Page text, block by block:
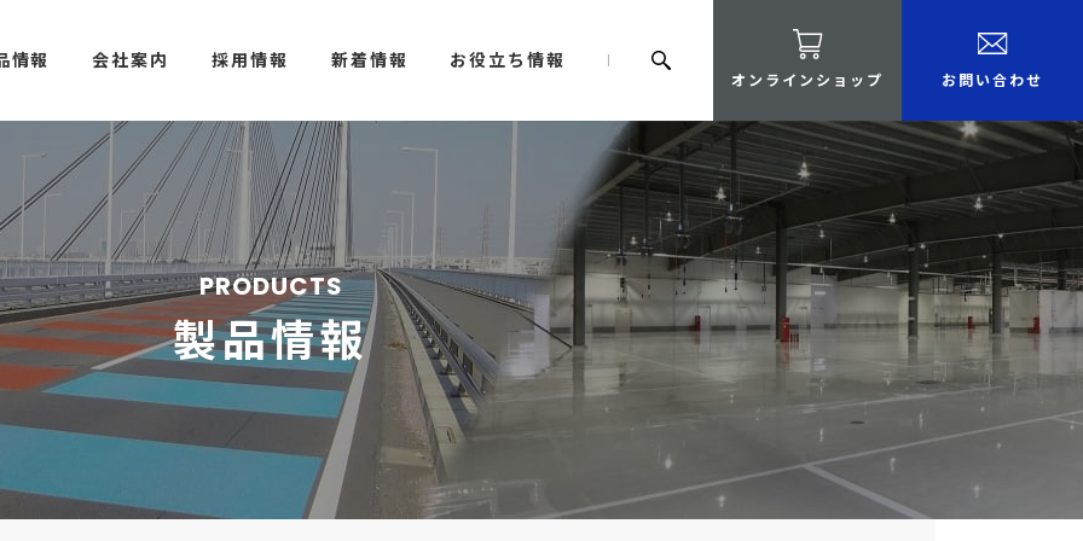
情報 会社案内 採用情報 新着情報 お役立ち情報
オンラインショップ お問い合わせ
PRODUCTS
製品情報